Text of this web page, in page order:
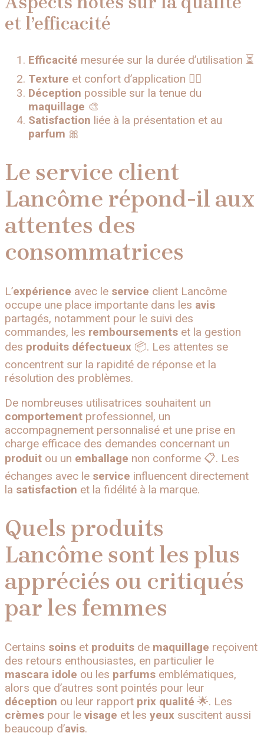
et l’efficacité
Efficacité mesurée sur la durée d’utilisation ⏳
Texture et confort d’application 💆‍♀️
Déception possible sur la tenue du
maquillage 🎨
Satisfaction liée à la présentation et au
parfum 🎀
Le service client
Lancôme répond-il aux
attentes des
consommatrices
L’expérience avec le service client Lancôme
occupe une place importante dans les avis
partagés, notamment pour le suivi des
commandes, les remboursements et la gestion
des produits défectueux 📦. Les attentes se
concentrent sur la rapidité de réponse et la
résolution des problèmes.
De nombreuses utilisatrices souhaitent un
comportement professionnel, un
accompagnement personnalisé et une prise en
charge efficace des demandes concernant un
produit ou un emballage non conforme 📋. Les
échanges avec le service influencent directement
la satisfaction et la fidélité à la marque.
Quels produits
Lancôme sont les plus
appréciés ou critiqués
par les femmes
Certains soins et produits de maquillage reçoivent
des retours enthousiastes, en particulier le
mascara idole ou les parfums emblématiques,
alors que d’autres sont pointés pour leur
déception ou leur rapport prix qualité 🌟. Les
crèmes pour le visage et les yeux suscitent aussi
beaucoup d’avis.